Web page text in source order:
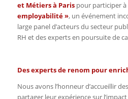
et Métiers à Parispour participer à
employabilité », un événement
large panel d’acteurs du secteur
RH et des experts en poursuite de
Des experts de renom pour
Nous avons l’honneur d’accueillir
partager leur expérience sur